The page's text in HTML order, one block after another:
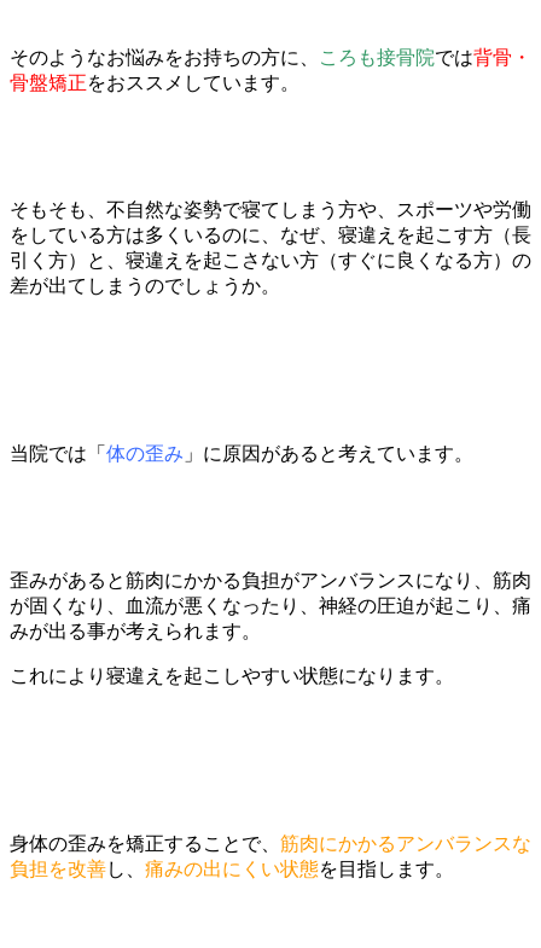
そのようなお悩みをお持ちの方に、 ころも接骨院では背骨・
骨盤矯正をおススメしています。
そもそも、不自然な姿勢で寝てしまう方や、スポーツや労働
をしている方は多くいるのに、なぜ、寝違えを起こす方（長
引く方）と、寝違えを起こさない方（すぐに良くなる方）の
差が出てしまうのでしょうか。
当院では「 体の歪み 」に原因があると考えています。
歪みがあると筋肉にかかる負担がアンバランスになり、筋肉
が固くなり、血流が悪くなったり、神経の圧迫が起こり、痛
みが出る事が考えられます。
これにより寝違えを起こしやすい状態になります。
身体の歪みを矯正することで、 筋肉にかかるアンバランスな
負担を改善し、 痛みの出にくい状態を目指します。